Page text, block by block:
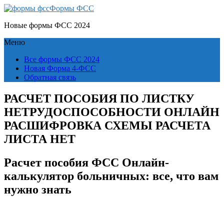
Формы ФСС
Новые формы ФСС 2024
Меню
Все формы ФСС 2024
Новая Форма 4-ФСС
Обратная связь
РАСЧЕТ ПОСОБИЯ ПО ЛИСТКУ
НЕТРУДОСПОСОБНОСТИ ОНЛАЙН
РАСШИФРОВКА СХЕМЫ РАСЧЕТА
ЛИСТА НЕТ
Расчет пособия ФСС Онлайн-
калькулятор больничных: все, что вам
нужно знать